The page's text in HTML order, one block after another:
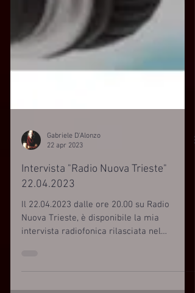
22 apr 2023
Intervista "Radio Nuova Trieste"
22.04.2023
Il 22.04.2023 dalle ore 20.00 su Radio
Nuova Trieste, è disponibile la mia